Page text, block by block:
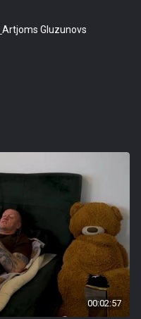
Artjoms Gluzunovs
00:02:57